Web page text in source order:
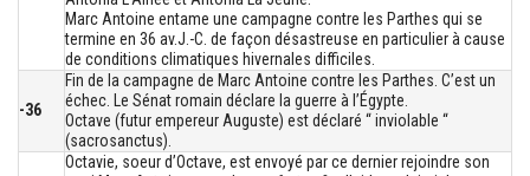
Marc Antoine entame une campagne contre les Parthes qui se
termine en 36 av.J.-C. de façon désastreuse en particulier à cause
de conditions climatiques hivernales difficiles.
-36
Fin de la campagne de Marc Antoine contre les Parthes. C’est un
échec. Le Sénat romain déclare la guerre à l’Égypte.
Octave (futur empereur Auguste) est déclaré “ inviolable “
(sacrosanctus).
Octavie, soeur d’Octave, est envoyé par ce dernier rejoindre son